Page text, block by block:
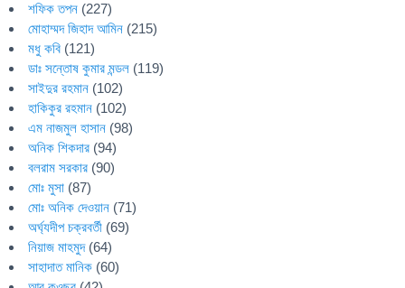
শফিক তপন (227)
মোহাম্মদ জিহাদ আমিন (215)
মধু কবি (121)
ডাঃ সন্তোষ কুমার মন্ডল (119)
সাইদুর রহমান (102)
হাকিকুর রহমান (102)
এম নাজমুল হাসান (98)
অনিক শিকদার (94)
বলরাম সরকার (90)
মোঃ মুসা (87)
মোঃ অনিক দেওয়ান (71)
অর্ঘ্যদীপ চক্রবর্তী (69)
নিয়াজ মাহমুদ(64)
সাহাদাত মানিক (60)